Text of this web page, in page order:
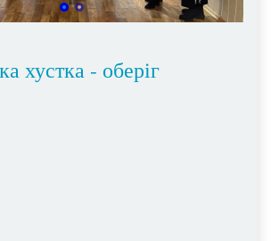
хустка - оберіг